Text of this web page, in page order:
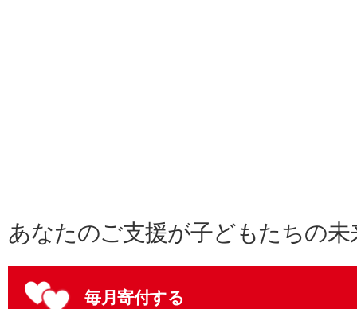
あなたのご支援が子どもたちの
毎月寄付する